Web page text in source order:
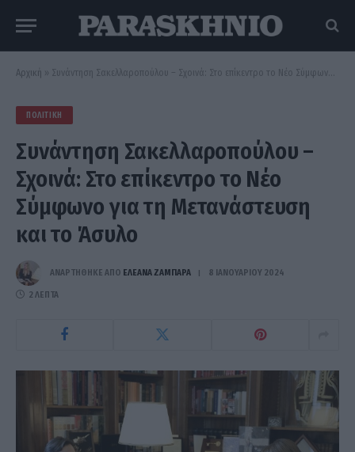
Αρχική » Συνάντηση Σακελλαροπούλου – Σχοινά: Στο επίκεντρο το Νέο Σύμφωνο για τη Μετανάστευση και το Άσυλο
ΠΟΛΙΤΙΚΉ
Συνάντηση Σακελλαροπούλου –
Σχοινά: Στο επίκεντρο το Νέο
Σύμφωνο για τη Μετανάστευση
και το Άσυλο
ΑΝΑΡΤΗΘΗΚΕ ΑΠΟ ΕΛΕΑΝΑ ΖΑΜΠΑΡΑ 8 ΙΑΝΟΥΑΡΊΟΥ 2024
2 ΛΕΠΤΆ